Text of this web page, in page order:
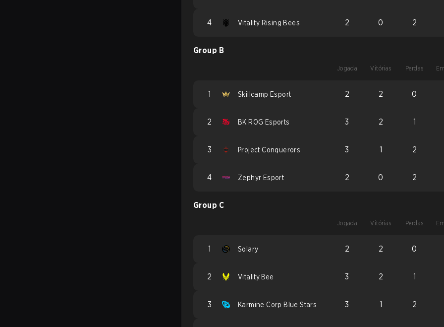
4 Vitality Rising Bees 2 0 2
Group B
Jogada Vitórias Perdas
1 Skillcamp Esport 2 2 0
2 BK ROG Esports 3 2 1
3 Project Conquerors 3 1 2
4 Zephyr Esport 2 0 2
Group C
Jogada Vitórias Perdas
1 Solary 2 2 0
2 Vitality.Bee 3 2 1
3 Karmine Corp Blue Stars 3 1 2